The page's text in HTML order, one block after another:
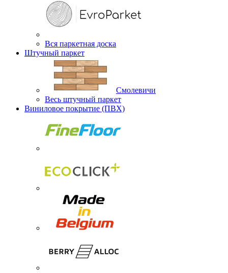
Вся паркетная доска
Штучный паркет
Смолевичи
Весь штучный паркет
Виниловое покрытие (ПВХ)